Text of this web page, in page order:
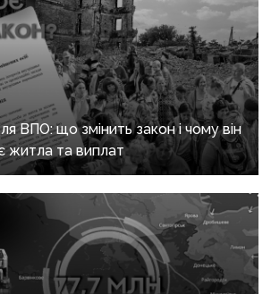
ВПО: що змінить закон і чому він
житла та виплат